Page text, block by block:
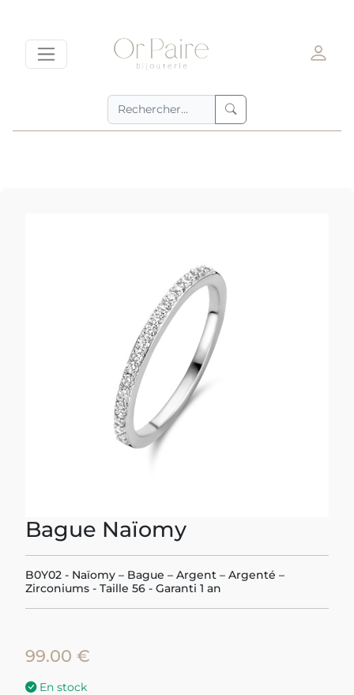
Bague Naïomy
B0Y02 - Naïomy – Bague – Argent – Argenté –
Zirconiums - Taille 56 - Garanti 1 an
99.00 €
En stock